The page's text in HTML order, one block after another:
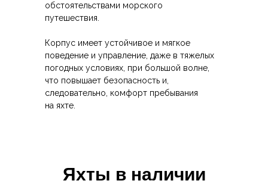
обстоятельствами морского
путешествия.
Корпус имеет устойчивое и мягкое
поведение и управление, даже в тяжелых
погодных условиях, при большой волне,
что повышает безопасность и,
следовательно, комфорт пребывания
на яхте.
Яхты в наличии